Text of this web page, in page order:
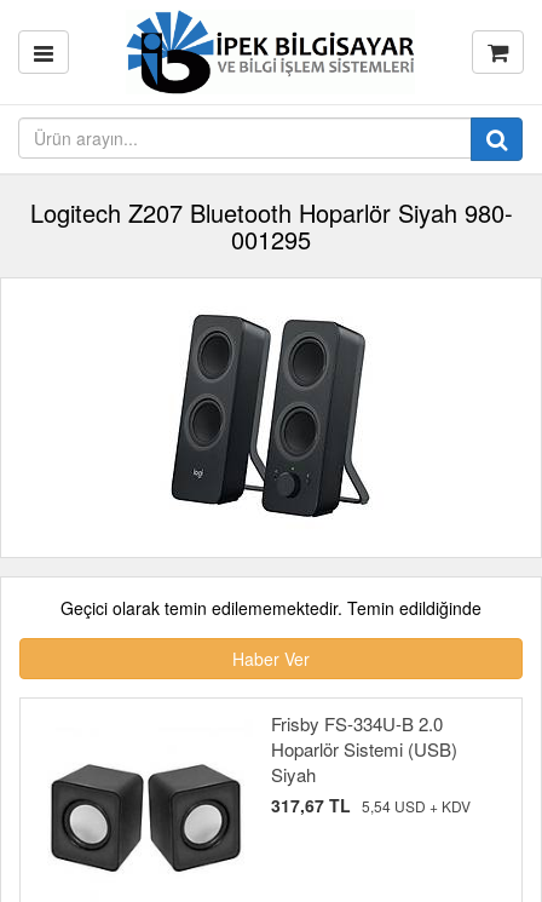
Logitech Z207 Bluetooth Hoparlör Siyah 980-
001295
Geçici olarak temin edilememektedir. Temin edildiğinde
Haber Ver
Frisby FS-334U-B 2.0
Hoparlör Sistemi (USB)
Siyah
317,67 TL 5,54 USD + KDV